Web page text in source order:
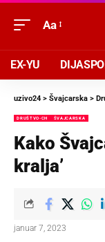
Aa
EX-YU
uzivo24 > Švajcarska >
DRUŠTVO-CH ŠVAJCARSKA
Kako
kralja’
januar 7, 2023